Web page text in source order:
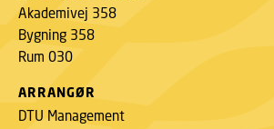
Akademivej 358
Bygning 358
Rum 030
ARRANGØR
DTU Management